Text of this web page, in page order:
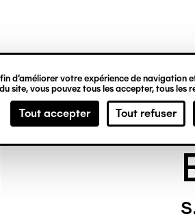
d’améliorer votre expérience de navigation
site, vous pouvez tous les accepter, tous les
Tout accepter Tout refuser